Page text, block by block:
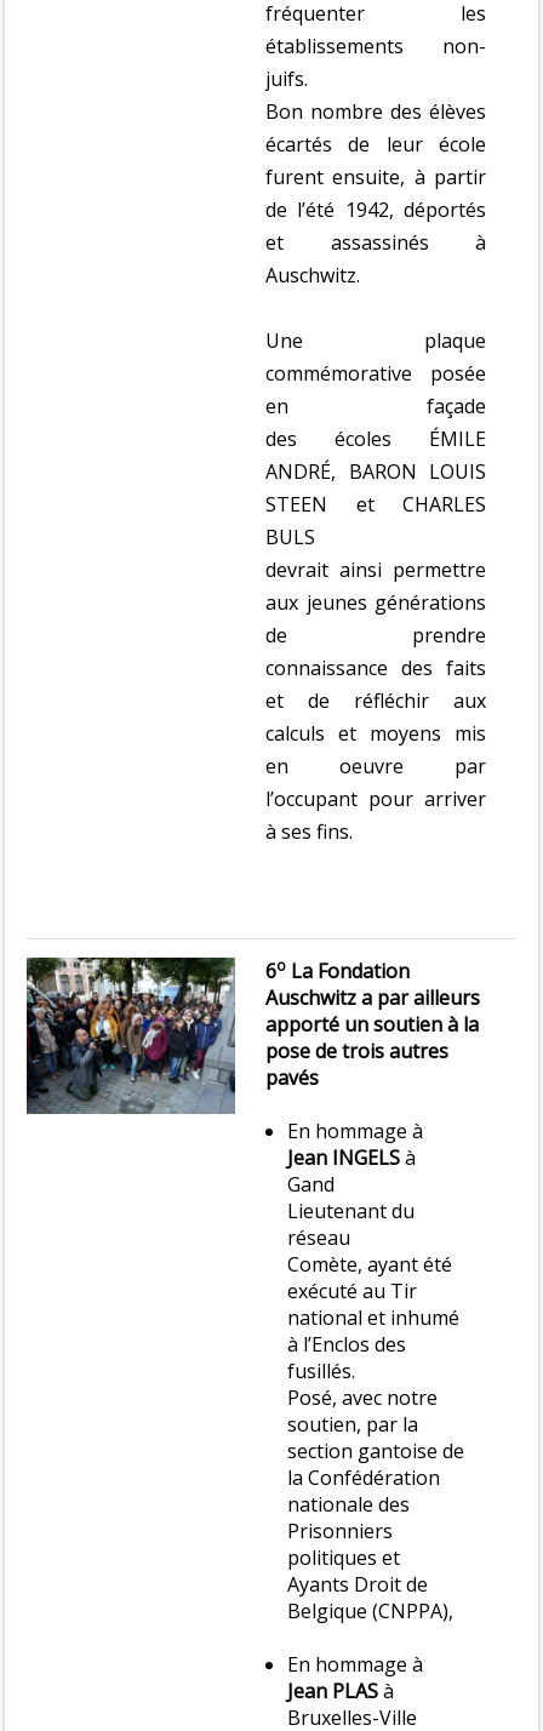
fréquenter les
établissements non-
juifs.
Bon nombre des élèves
écartés de leur école
furent ensuite, à partir
de l’été 1942, déportés
et assassinés à
Auschwitz.
Une plaque
commémorative posée
en façade
des écoles ÉMILE
ANDRÉ, BARON LOUIS
STEEN et CHARLES
BULS
devrait ainsi permettre
aux jeunes générations
de prendre
connaissance des faits
et de réfléchir aux
calculs et moyens mis
en oeuvre par
l’occupant pour arriver
à ses fins.
6o La Fondation
Auschwitz a par ailleurs
apporté un soutien à la
pose de trois autres
pavés
En hommage à
Jean INGELSà
Gand
Lieutenant du
réseau
Comète, ayant été
exécuté au Tir
national et inhumé
à l’Enclos des
fusillés.
Posé, avec notre
soutien, par la
section gantoise de
la Confédération
nationale des
Prisonniers
politiques et
Ayants Droit de
Belgique (CNPPA),
En hommage à
Jean PLASà
Bruxelles-Ville